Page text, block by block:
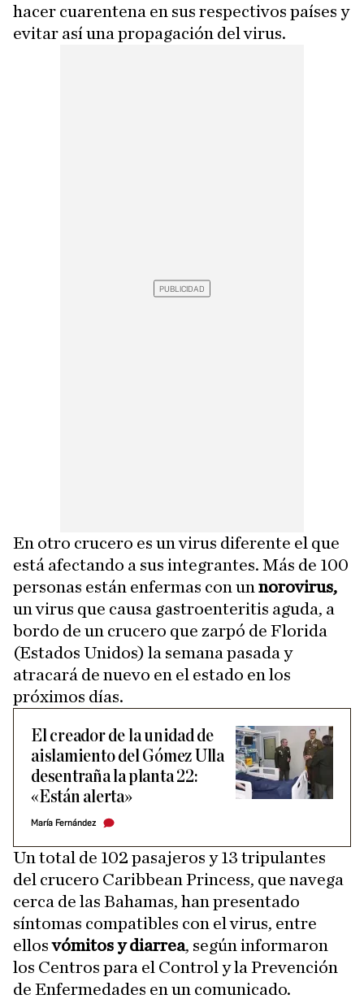
hacer cuarentena en sus respectivos países y
evitar así una propagación del virus.
En otro crucero es un virus diferente el que
está afectando a sus integrantes. Más de 100
personas están enfermas con un norovirus,
un virus que causa gastroenteritis aguda, a
bordo de un crucero que zarpó de Florida
(Estados Unidos) la semana pasada y
atracará de nuevo en el estado en los
próximos días.
El creador de la unidad de
aislamiento del Gómez Ulla
desentraña la planta 22:
«Están alerta»
María Fernández
Un total de 102 pasajeros y 13 tripulantes
del crucero Caribbean Princess, que navega
cerca de las Bahamas, han presentado
síntomas compatibles con el virus, entre
ellosvómitos y diarrea, según informaron
los Centros para el Control y la Prevención
de Enfermedades en un comunicado.